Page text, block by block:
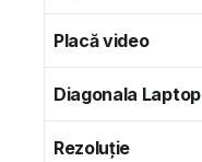
Placă video
Diagonala Laptop
Rezoluție